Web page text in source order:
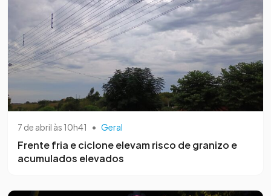
7 de abril às 10h41 • Geral
Frente fria e ciclone elevam risco de granizo e
acumulados elevados